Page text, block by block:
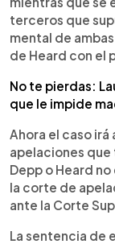
terceros que
mental de
de Heard con el
No te pierdas:
que le impide
Ahora el caso
apelaciones que
Depp o Heard
la corte de
ante la Corte
La sentencia de